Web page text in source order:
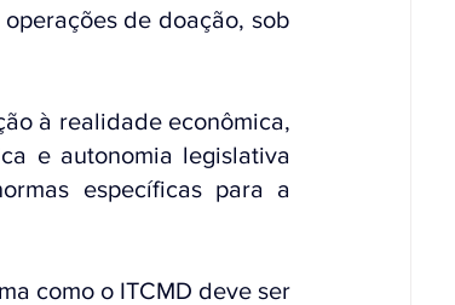
de doação, sob
à realidade econômica,
e autonomia legislativa
específicas para a
como o ITCMD deve ser